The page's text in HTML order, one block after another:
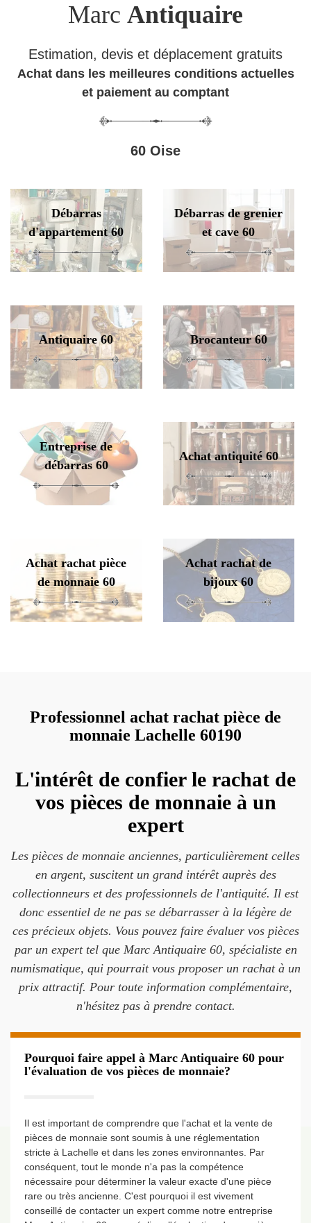
Marc Antiquaire
Estimation, devis et déplacement gratuits
Achat dans les meilleures conditions actuelles
et paiement au comptant
60 Oise
Débarras
d'appartement 60
Débarras de grenier
et cave 60
Antiquaire 60 Brocanteur 60
Entreprise de
débarras 60
Achat antiquité 60
Achat rachat pièce
de monnaie 60
Achat rachat de
bijoux 60
Professionnel achat rachat pièce de
monnaie Lachelle 60190
L'intérêt de confier le rachat de
vos pièces de monnaie à un
expert
Les pièces de monnaie anciennes, particulièrement celles
en argent, suscitent un grand intérêt auprès des
collectionneurs et des professionnels de l'antiquité. Il est
donc essentiel de ne pas se débarrasser à la légère de
ces précieux objets. Vous pouvez faire évaluer vos pièces
par un expert tel que Marc Antiquaire 60, spécialiste en
numismatique, qui pourrait vous proposer un rachat à un
prix attractif. Pour toute information complémentaire,
n'hésitez pas à prendre contact.
Pourquoi faire appel à Marc Antiquaire 60 pour
l'évaluation de vos pièces de monnaie?
Il est important de comprendre que l'achat et la vente de
pièces de monnaie sont soumis à une réglementation
stricte à Lachelle et dans les zones environnantes. Par
conséquent, tout le monde n'a pas la compétence
nécessaire pour déterminer la valeur exacte d'une pièce
rare ou très ancienne. C'est pourquoi il est vivement
conseillé de contacter un expert comme notre entreprise